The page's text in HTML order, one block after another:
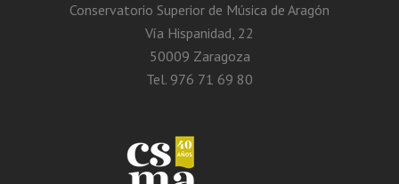
Conservatorio Superior de Música de Aragón
Vía Hispanidad, 22
50009 Zaragoza
Tel. 976 71 69 80